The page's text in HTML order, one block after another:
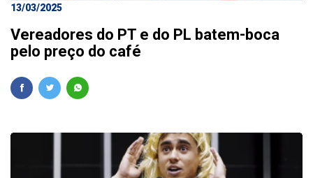
13/03/2025
Vereadores do PT e do PL batem-boca
pelo preço do café